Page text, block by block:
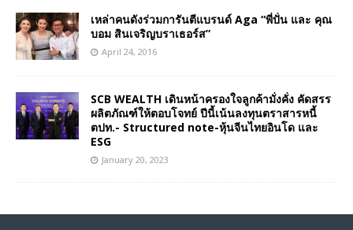
เหล่าคนดังร่วมการันตีแบรนด์ Aga “พี่ปั่น และ คุณ
บอม สินเจริญบราเธอร์ส”
April 24, 2016
SCB WEALTH เดินหน้าครองใจลูกค้ามั่งคั่ง คัดสรร
ผลิตภัณฑ์ให้ตอบโจทย์ ปีนี้เน้นลงทุนตราสารหนี้
ตปท.- Structured note-หุ้นจีนไทยอินโด และ
ESG
January 20, 2023